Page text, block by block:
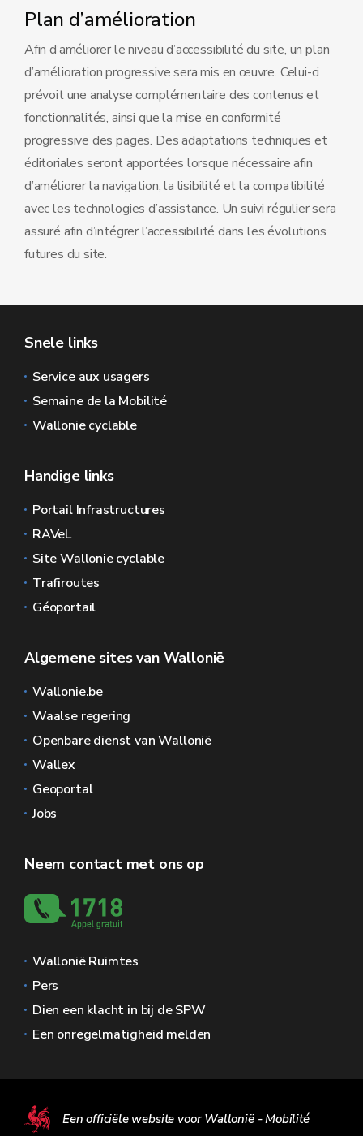
Plan d’amélioration
Afin d’améliorer le niveau d’accessibilité du site, un plan
d’amélioration progressive sera mis en œuvre. Celui-ci
prévoit une analyse complémentaire des contenus et
fonctionnalités, ainsi que la mise en conformité
progressive des pages. Des adaptations techniques et
éditoriales seront apportées lorsque nécessaire afin
d’améliorer la navigation, la lisibilité et la compatibilité
avec les technologies d’assistance. Un suivi régulier sera
assuré afin d’intégrer l’accessibilité dans les évolutions
futures du site.
Snele links
Service aux usagers
Semaine de la Mobilité
Wallonie cyclable
Handige links
Portail Infrastructures
RAVeL
Site Wallonie cyclable
Trafiroutes
Géoportail
Algemene sites van Wallonië
Wallonie.be
Waalse regering
Openbare dienst van Wallonië
Wallex
Geoportal
Jobs
Neem contact met ons op
Wallonië Ruimtes
Pers
Dien een klacht in bij de SPW
Een onregelmatigheid melden
Een officiële website voor Wallonië - Mobilité